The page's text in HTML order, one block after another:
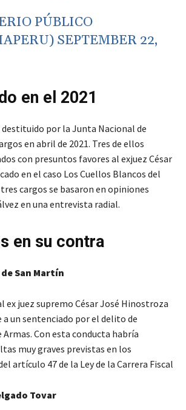
PÚBLICO
SEPTEMBER 22,
en el 2021
destituido por la Junta Nacional de
en abril de 2021. Tres de ellos
con presuntos favores al exjuez César
en el caso Los Cuellos Blancos del
cargos se basaron en opiniones
en una entrevista radial.
en su contra
San Martín
ex juez supremo César José Hinostroza
a un sentenciado por el delito de
Armas. Con esta conducta habría
muy graves previstas en los
artículo 47 de la Ley de la Carrera Fiscal
Tovar